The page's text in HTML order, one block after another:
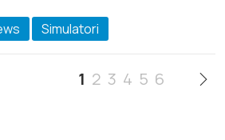
Simulatori
1 2 3 4 5 6